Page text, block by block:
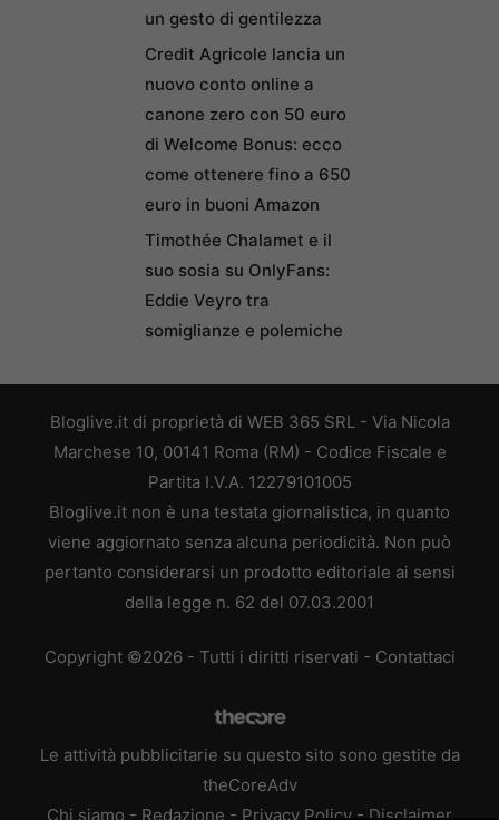
un gesto di gentilezza
Credit Agricole lancia un
nuovo conto online a
canone zero con 50 euro
di Welcome Bonus: ecco
come ottenere fino a 650
euro in buoni Amazon
Timothée Chalamet e il
suo sosia su OnlyFans:
Eddie Veyro tra
somiglianze e polemiche
Bloglive.it di proprietà di WEB 365 SRL - Via Nicola
Marchese 10, 00141 Roma (RM) - Codice Fiscale e
Partita I.V.A. 12279101005
Bloglive.it non è una testata giornalistica, in quanto
viene aggiornato senza alcuna periodicità. Non può
pertanto considerarsi un prodotto editoriale ai sensi
della legge n. 62 del 07.03.2001
Copyright ©2026 - Tutti i diritti riservati - Contattaci
Le attività pubblicitarie su questo sito sono gestite da
theCoreAdv
Chi siamo - Redazione - Privacy Policy - Disclaimer